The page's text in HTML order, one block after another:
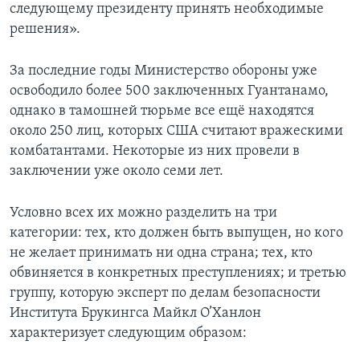
следующему президенту принять необходимые
решения».
За последние годы Министерство обороны уже
освободило более 500 заключенных Гуантанамо,
однако в тамошней тюрьме все ещё находятся
около 250 лиц, которых США считают вражескими
комбатантами. Некоторые из них провели в
заключении уже около семи лет.
Условно всех их можно разделить на три
категории: тех, кто должен быть выпущен, но кого
не желает принимать ни одна страна; тех, кто
обвиняется в конкретных преступлениях; и третью
группу, которую эксперт по делам безопасности
Института Брукингса Майкл О’Ханлон
характеризует следующим образом: